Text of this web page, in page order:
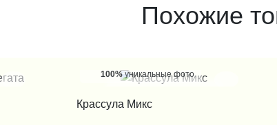
Похожие
100%уникальные фото
Крассула Микс